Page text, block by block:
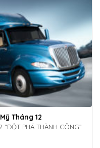
Tháng 12
“ĐỘT PHÁ THÀNH CÔNG”